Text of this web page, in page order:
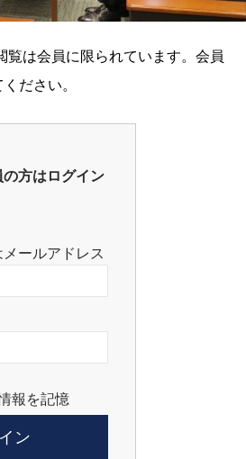
覧は会員に限られています。会員
ださい。
方はログイン
ールアドレス
報を記憶